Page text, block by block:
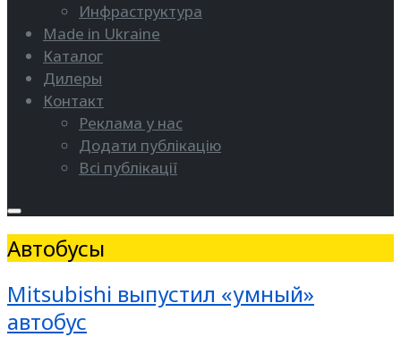
Инфраструктура
Made in Ukraine
Каталог
Дилеры
Контакт
Реклама у нас
Додати публікацію
Всі публікації
Автобусы
Mitsubishi выпустил «умный»
автобус